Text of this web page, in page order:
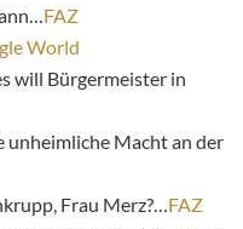
FAZ
World
will Bürgermeister in
unheimliche Macht an der
Frau Merz?…FAZ